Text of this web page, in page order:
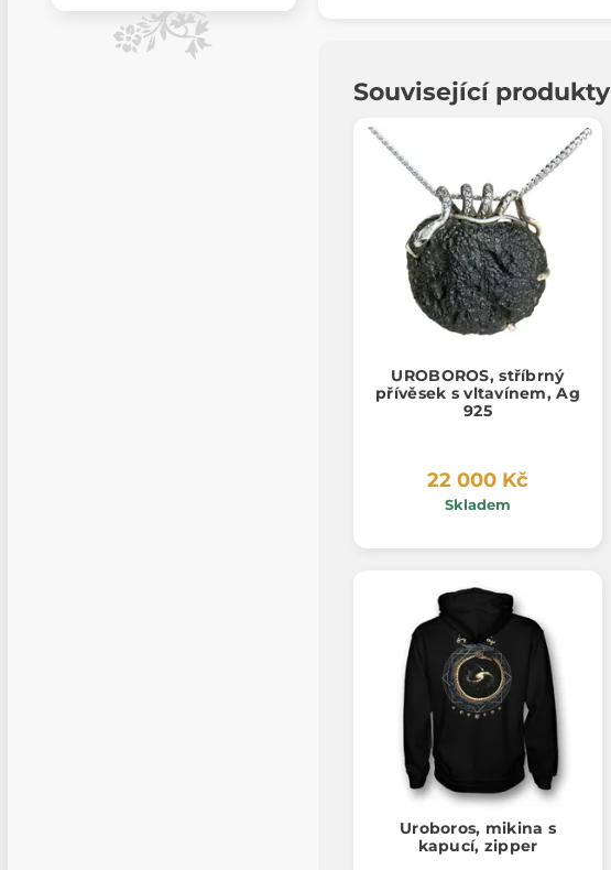
Související produkty
UROBOROS, stříbrný
přívěsek s vltavínem, Ag
925
22 000 Kč
Skladem
Uroboros, mikina s
kapucí, zipper